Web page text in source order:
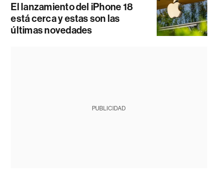
El lanzamiento del iPhone 18
está cerca y estas son las
últimas novedades
PUBLICIDAD